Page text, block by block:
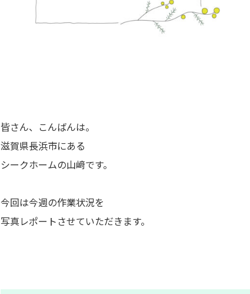
皆さん、こんばんは。
滋賀県長浜市にある
シークホームの山﨑です。
今回は今週の作業状況を
写真レポートさせていただきます。